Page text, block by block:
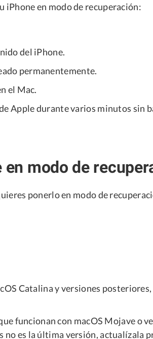
iPhone en modo de recuperación:
del iPhone.
permanentemente.
el Mac.
Apple durante varios minutos sin
modo de
ponerlo en modo de
Catalina y versiones posteriores,
funcionan con macOS Mojave o
no es la última versión, actualízala